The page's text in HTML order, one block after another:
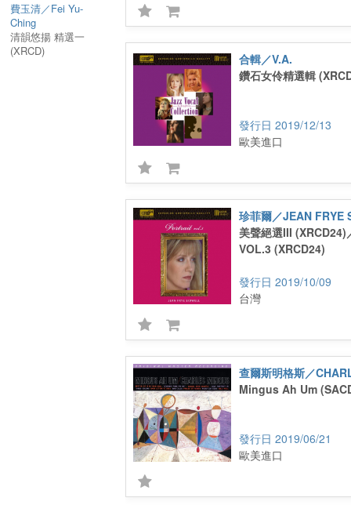
費玉清／Fei Yu-
Ching
清韻悠揚 精選一
(XRCD)
合輯／V.A.
鑽石女伶精選輯
2019/12/13
歐美進口
珍菲爾／JEAN FRYE
美聲絕選III (XRCD24)
VOL.3 (XRCD24)
2019/10/09
台灣
查爾斯明格斯／
Mingus Ah Um
2019/06/21
歐美進口